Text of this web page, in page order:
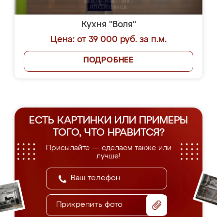
Кухня "Воля"
Цена: от 39 000 руб. за п.м.
ПОДРОБНЕЕ
ЕСТЬ КАРТИНКИ ИЛИ ПРИМЕРЫ
ТОГО, ЧТО НРАВИТСЯ?
Присылайте — сделаем также или
лучше!
Прикрепить фото